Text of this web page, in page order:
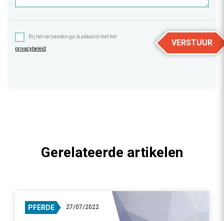
Bij het verzenden ga ik akkoord met het
privacybeleid
VERSTUUR
Gerelateerde artikelen
PFERDE 27/07/2022